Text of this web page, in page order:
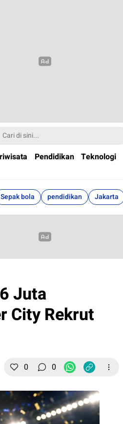
Pendidikan Teknologi
Sepak bola pendidikan Jakarta
Juta
City Rekrut
0 0